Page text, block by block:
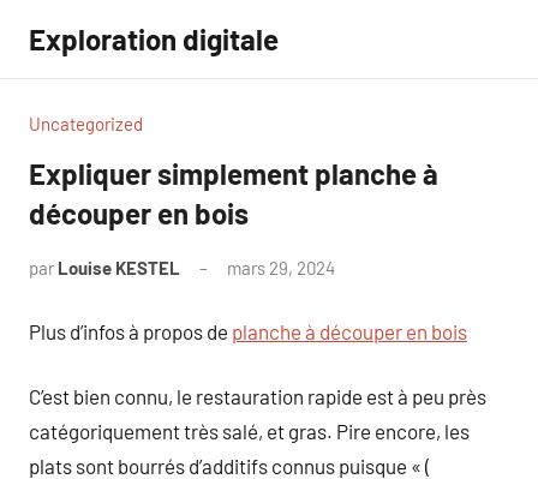
contenu
Exploration digitale
Uncategorized
Expliquer simplement planche à
découper en bois
par Louise KESTEL mars 29, 2024
Plus d’infos à propos de planche à découper en bois
C’est bien connu, le restauration rapide est à peu près
catégoriquement très salé, et gras. Pire encore, les
plats sont bourrés d’additifs connus puisque « (